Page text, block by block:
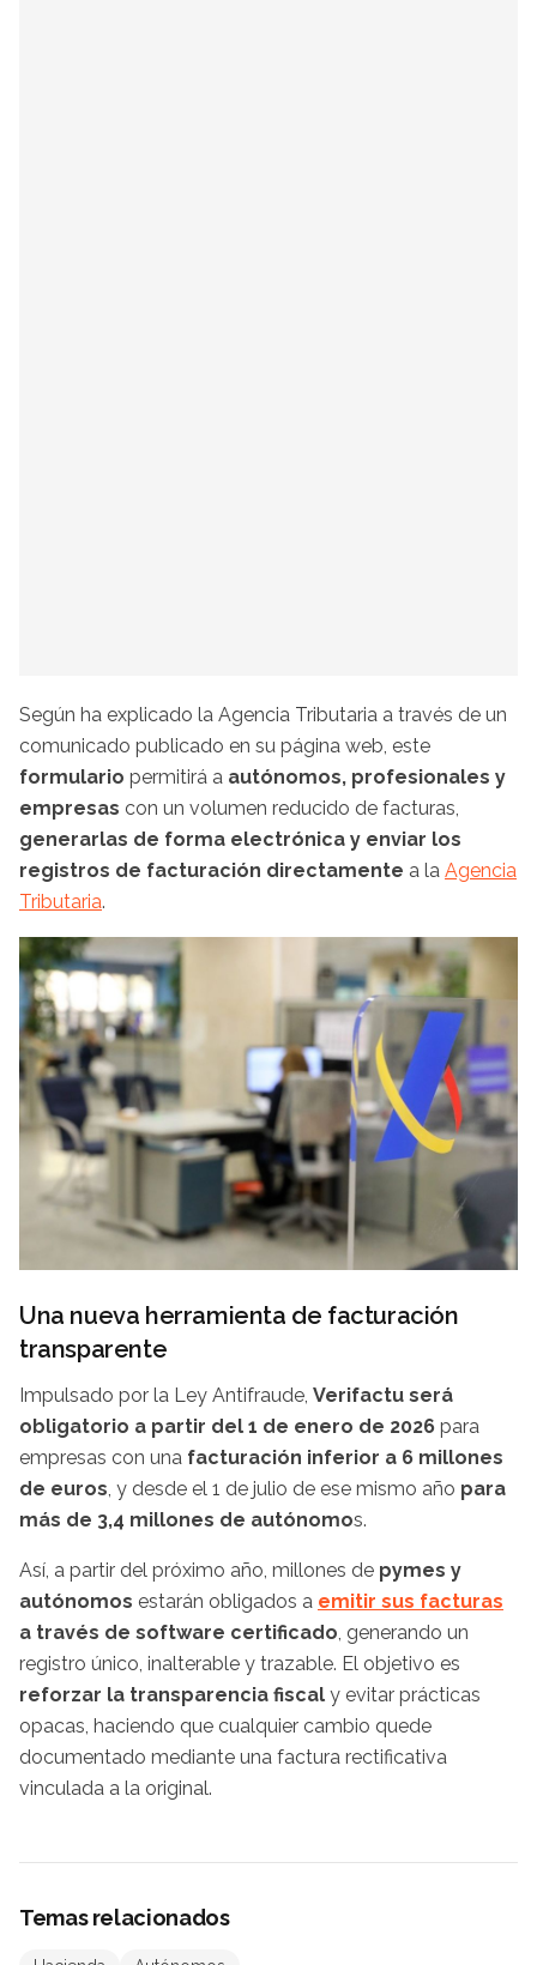
Según ha explicado la Agencia Tributaria a través de un
comunicado publicado en su página web, este
formulario permitirá a autónomos, profesionales y
empresas con un volumen reducido de facturas,
generarlas de forma electrónica y enviar los
registros de facturación directamente a la Agencia
Tributaria.
Una nueva herramienta de facturación
transparente
Impulsado por la Ley Antifraude, Verifactu será
obligatorio a partir del 1 de enero de 2026 para
empresas con una facturación inferior a 6 millones
de euros, y desde el 1 de julio de ese mismo año para
más de 3,4 millones de autónomos.
Así, a partir del próximo año, millones de pymes y
autónomos estarán obligados a emitir sus facturas
a través de software certificado, generando un
registro único, inalterable y trazable. El objetivo es
reforzar la transparencia fiscal y evitar prácticas
opacas, haciendo que cualquier cambio quede
documentado mediante una factura rectificativa
vinculada a la original.
Temas relacionados